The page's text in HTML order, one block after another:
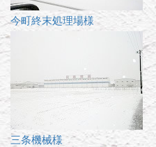
今町終末処理場様
三条機械様